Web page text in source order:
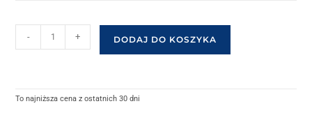
- + DODAJ DO KOSZYKA
To najniższa cena z ostatnich 30 dni